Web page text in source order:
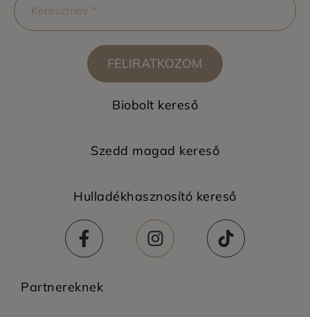
FELIRATKOZOM
Biobolt kereső
Szedd magad kereső
Hulladékhasznosító kereső
Partnereknek